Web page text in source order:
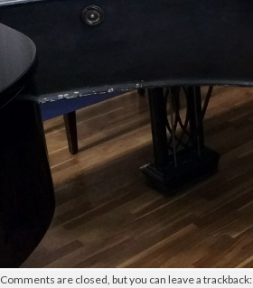
Comments are closed, but you can leave a trackback: